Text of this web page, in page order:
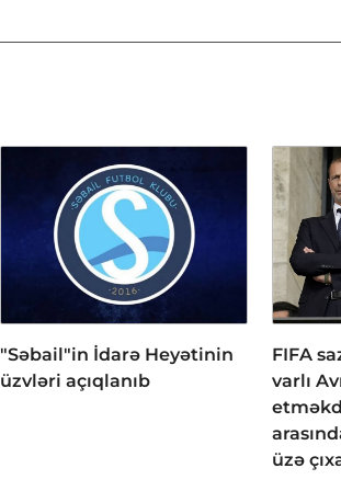
"Səbail"in İdarə Heyətinin
üzvləri açıqlanıb
FIFA
varlı
üzə